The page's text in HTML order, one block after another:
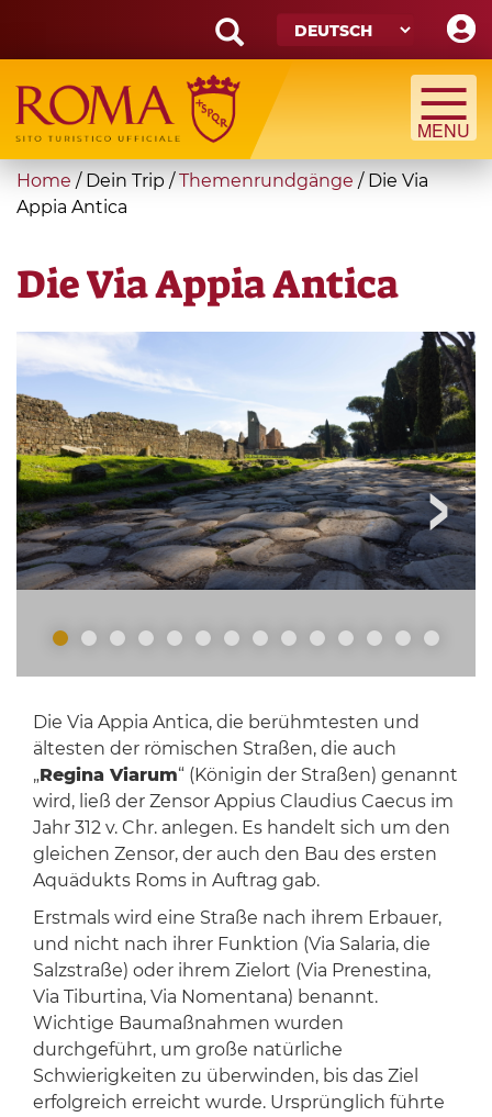
main
content
Search
form
Suche
You
are
Home / Dein Trip / Themenrundgänge / Die Via
Appia Antica
Die Via Appia Antica
Die Via Appia Antica, die berühmtesten und
ältesten der römischen Straßen, die auch
„Regina Viarum“ (Königin der Straßen) genannt
wird, ließ der Zensor Appius Claudius Caecus im
Jahr 312 v. Chr. anlegen. Es handelt sich um den
gleichen Zensor, der auch den Bau des ersten
Aquädukts Roms in Auftrag gab.
Erstmals wird eine Straße nach ihrem Erbauer,
und nicht nach ihrer Funktion (Via Salaria, die
Salzstraße) oder ihrem Zielort (Via Prenestina,
Via Tiburtina, Via Nomentana) benannt.
Wichtige Baumaßnahmen wurden
durchgeführt, um große natürliche
Schwierigkeiten zu überwinden, bis das Ziel
erfolgreich erreicht wurde. Ursprünglich führte